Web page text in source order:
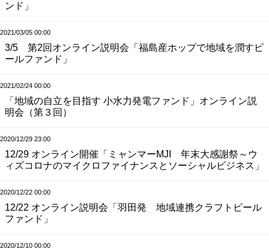
ンド」
2021/03/05 00:00
3/5 第2回オンライン説明会「福島産ホップで地域を潤すビ
ールファンド」
2021/02/24 00:00
「地域の自立を目指す 小水力発電ファンド」オンライン説
明会（第３回）
2020/12/29 23:00
12/29 オンライン開催「ミャンマーMJI 年末大感謝祭～ウ
ィズコロナのマイクロファイナンスとソーシャルビジネス」
2020/12/22 00:00
12/22 オンライン説明会「羽田発 地域連携クラフトビール
ファンド」
2020/12/10 00:00